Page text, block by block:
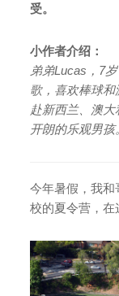
受。
小作者介绍：
弟弟Lucas，7
歌，喜欢棒球
赴新西兰、澳
开朗的乐观男孩
今年暑假，我
校的夏令营，在